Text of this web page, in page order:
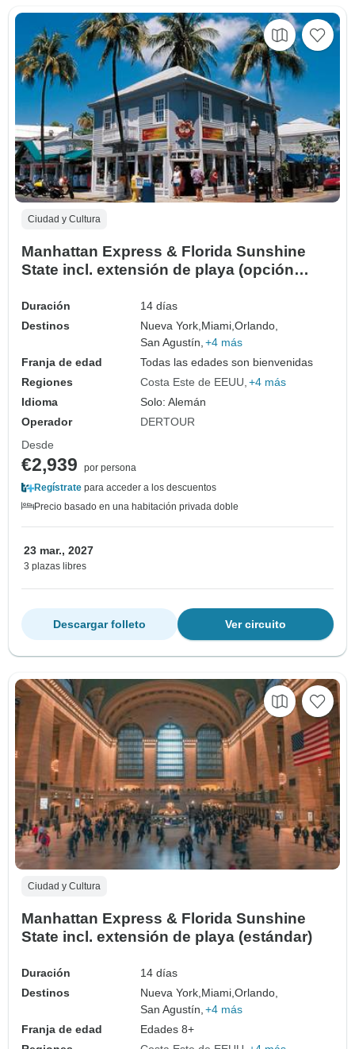
Ciudad y Cultura
Manhattan Express & Florida Sunshine
State incl. extensión de playa (opción
Duración
14 días
Destinos
Nueva York,Miami,Orlando,
San Agustín, +4 más
Franja de edad
Todas las edades son bienvenidas
Regiones
Costa Este de EEUU +4 más
Idioma
Solo: Alemán
Operador
DERTOUR
Desde
€2,939
por persona
Regístrate para acceder a los descuentos
Precio basado en una habitación privada doble
23 mar., 2027
3 plazas libres
Ver circuito
Descargar folleto
Ciudad y Cultura
Manhattan Express & Florida Sunshine
State incl. extensión de playa (estándar)
Duración
14 días
Destinos
Nueva York, Miami,Orlando,
San Agustín, +4 más
Franja de edad
Edades 8+